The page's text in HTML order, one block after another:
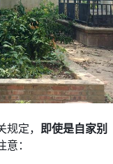
定， 即使是自家别
：